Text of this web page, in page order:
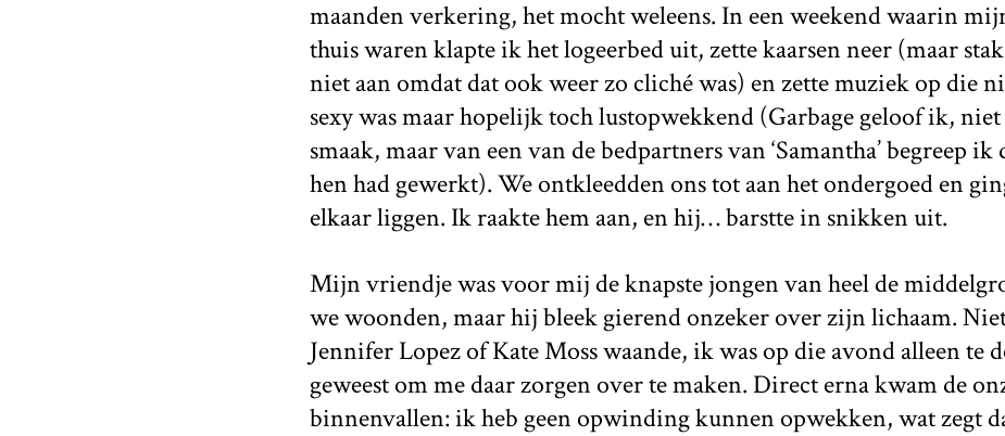
maanden verkering, het mocht weleens. In een weekend waarin
thuis waren klapte ik het logeerbed uit, zette kaarsen neer (maar
niet aan omdat dat ook weer zo cliché was) en zette muziek op die
sexy was maar hopelijk toch lustopwekkend (Garbage geloof ik,
smaak, maar van een van de bedpartners van ‘Samantha’ begreep
hen had gewerkt). We ontkleedden ons tot aan het ondergoed en
elkaar liggen. Ik raakte hem aan, en hij… barstte in snikken uit.
Mijn vriendje was voor mij de knapste jongen van heel de
we woonden, maar hij bleek gierend onzeker over zijn lichaam.
Jennifer Lopez of Kate Moss waande, ik was op die avond alleen te
geweest om me daar zorgen over te maken. Direct erna kwam de
binnenvallen: ik heb geen opwinding kunnen opwekken, wat zegt